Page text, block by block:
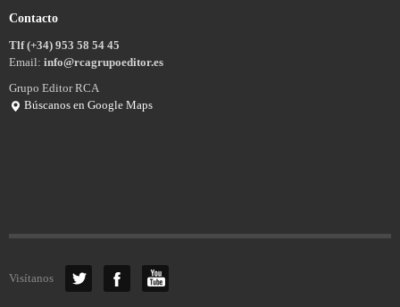
Contacto
Tlf (+34) 953 58 54 45
Email: info@rcagrupoeditor.es
Grupo Editor RCA
Búscanos en Google Maps
Visítanos